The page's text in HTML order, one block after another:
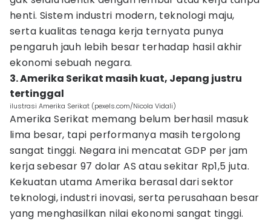
henti. Sistem industri modern, teknologi maju,
serta kualitas tenaga kerja ternyata punya
pengaruh jauh lebih besar terhadap hasil akhir
ekonomi sebuah negara.
3. Amerika Serikat masih kuat, Jepang justru
tertinggal
ilustrasi Amerika Serikat (pexels.com/Nicola Vidali)
Amerika Serikat memang belum berhasil masuk
lima besar, tapi performanya masih tergolong
sangat tinggi. Negara ini mencatat GDP per jam
kerja sebesar 97 dolar AS atau sekitar Rp1,5 juta.
Kekuatan utama Amerika berasal dari sektor
teknologi, industri inovasi, serta perusahaan besar
yang menghasilkan nilai ekonomi sangat tinggi.